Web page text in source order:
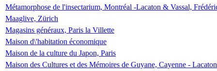
Métamorphose de l'insectarium, Montréal -Lacaton & Vassal,
Maaglive, Zürich
Magasins généraux, Paris la Villette
Maison d\'habitation économique
Maison de la culture du Japon, Paris
Maison des Cultures et des Mémoires de Guyane, Cayenne -